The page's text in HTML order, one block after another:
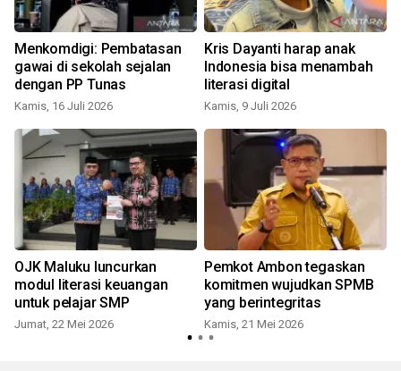
Menkomdigi: Pembatasan
gawai di sekolah sejalan
dengan PP Tunas
Kamis, 16 Juli 2026
Kris Dayanti harap anak
Indonesia bisa menambah
literasi digital
Kamis, 9 Juli 2026
OJK Maluku luncurkan
modul literasi keuangan
untuk pelajar SMP
Jumat, 22 Mei 2026
Pemkot Ambon tegaskan
komitmen wujudkan SPMB
yang berintegritas
Kamis, 21 Mei 2026